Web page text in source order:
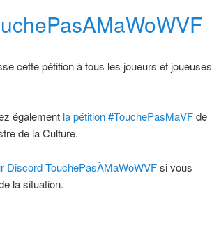
cette pétition à tous les joueurs et joueuses
également la pétition #TouchePasMaVFde
de la Culture.
Discord TouchePasÀMaWoWVFsi vous
la situation.